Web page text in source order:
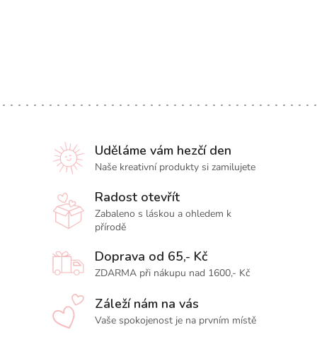
Uděláme vám hezčí den
Naše kreativní produkty si zamilujete
Radost otevřít
Zabaleno s láskou a ohledem k
přírodě
Doprava od 65,- Kč
ZDARMA při nákupu nad 1600,- Kč
Záleží nám na vás
Vaše spokojenost je na prvním místě